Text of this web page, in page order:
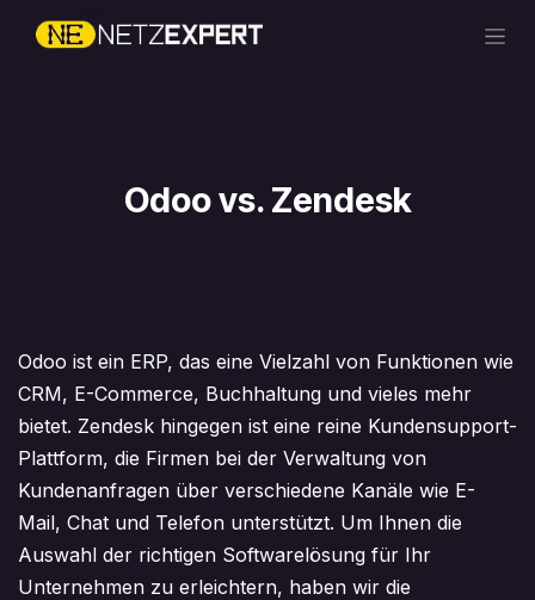
Odoo vs. Zendesk​
Odoo ist ein ERP, das eine Vielzahl von Funktionen wie
CRM, E-Commerce, Buchhaltung und vieles mehr
bietet. Zendesk hingegen ist eine reine Kundensupport-
Plattform, die Firmen bei der Verwaltung von
Kundenanfragen über verschiedene Kanäle wie E-
Mail, Chat und Telefon unterstützt. Um Ihnen die
Auswahl der richtigen Softwarelösung für Ihr
Unternehmen zu erleichtern, haben wir die